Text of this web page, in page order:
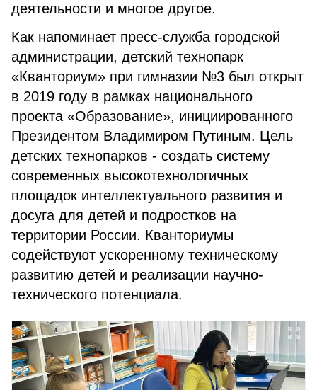
деятельности и многое другое.
Как напоминает пресс-служба городской
администрации, детский технопарк
«Кванториум» при гимназии №3 был открыт
в 2019 году в рамках национального
проекта «Образование», инициированного
Президентом Владимиром Путиным. Цель
детских технопарков - создать систему
современных высокотехнологичных
площадок интеллектуального развития и
досуга для детей и подростков на
территории России. Кванториумы
содействуют ускоренному техническому
развитию детей и реализации научно-
технического потенциала.